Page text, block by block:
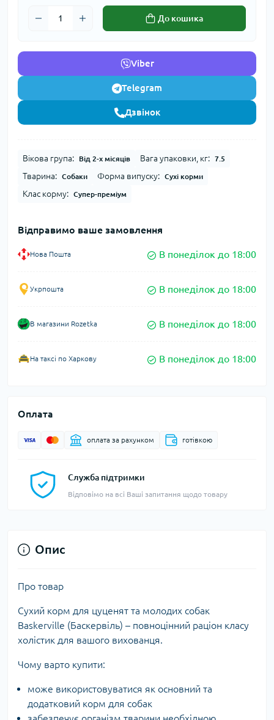
До кошика
Viber
Telegram
Дзвінок
Вікова група: Від 2-х місяців Вага упаковки, кг: 7.5
Тварина: Собаки Форма випуску: Сухі корми
Клас корму: Супер-преміум
Відправимо ваше замовлення
Нова Пошта В понеділок до 18:00
Укрпошта В понеділок до 18:00
В магазини Rozetka В понеділок до 18:00
На таксі по Харкову В понеділок до 18:00
Оплата
оплата за рахунком готівкою
Служба підтримки
Відповімо на всі Ваші запитання щодо товару
Опис
Про товар
Сухий корм для цуценят та молодих собак
Baskerville (Баскервіль) – повноцінний раціон класу
холістик для вашого вихованця.
Чому варто купити:
може використовуватися як основний та
додатковий корм для собак